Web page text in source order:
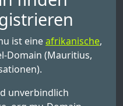
ist eineafrikanische,
Domain (Mauritius,
unverbindlich